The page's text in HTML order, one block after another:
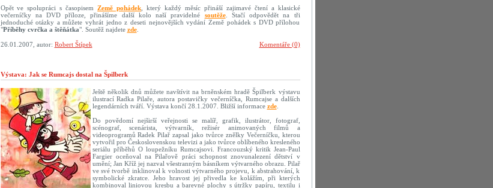
Opět ve spolupráci s časopisemZemě pohádek , který každý měsíc přináší zajimavé čtení a klasické
večerníčky na DVD příloze, přinášíme další kolo naší pravidelné soutěže. Stačí odpovědět na tři
jednoduché otázky a můžete vyhrát jedno z deseti nejnovějších vydání Země pohádek s DVD přílohou
"Příběhy cvrčka a štěňátka". Soutěž najdete zde.
Komentáře (0)
26.01.2007, autor: Robert Štípek
Výstava: Jak se Rumcajs dostal na Špilberk
Ještě několik dnů můžete navštívit na brněnském hradě Špilberk výstavu
ilustrací Radka Pilaře, autora postavičky večerníčka, Rumcajse a dalších
legendárních tváří. Výstava končí 28.1.2007. Bližší informace zde.
Do povědomí nejširší veřejnosti se malíř, grafik, ilustrátor, fotograf,
scénograf, scenárista, výtvarník, režisér animovaných filmů a
videoprogramů Radek Pilař zapsal jako tvůrce znělky Večerníčku, kterou
vytvořil pro Československou televizi a jako tvůrce oblíbeného kresleného
seriálu příběhů O loupežníku Rumcajsovi. Francouzský kritik Jean-Paul
Fargier oceňoval na Pilařově práci schopnost znovunalezení dětství v
umění; Jan Kříž jej nazval všestranným básníkem výtvarného obrazu. Pilař
ve své tvorbě inklinoval k volnosti výtvarného projevu, k abstrahování, k
symbolické zkratce. Jeho hravost jej přivedla ke kolážím, při kterých
kombinoval liniovou kresbu a barevné plochy s útržky papíru, textilu i